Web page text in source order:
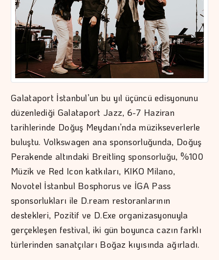
Galataport İstanbul’un bu yıl üçüncü edisyonunu
düzenlediği Galataport Jazz, 6-7 Haziran
tarihlerinde Doğuş Meydanı’nda müzikseverlerle
buluştu. Volkswagen ana sponsorluğunda, Doğuş
Perakende altındaki Breitling sponsorluğu, %100
Müzik ve Red Icon katkıları, KIKO Milano,
Novotel İstanbul Bosphorus ve İGA Pass
sponsorlukları ile D.ream restoranlarının
destekleri, Pozitif ve D.Exe organizasyonuyla
gerçekleşen festival, iki gün boyunca cazın farklı
türlerinden sanatçıları Boğaz kıyısında ağırladı.